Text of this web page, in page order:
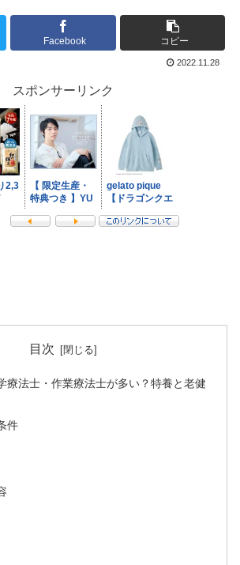
Facebook コピー
2022.11.28
スポンサーリンク
目次
療法士・作業療法士が多い？特養と老健
件